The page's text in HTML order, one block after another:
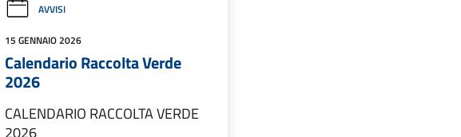
AVVISI
15 GENNAIO 2026
Calendario Raccolta Verde
2026
CALENDARIO RACCOLTA VERDE
2026